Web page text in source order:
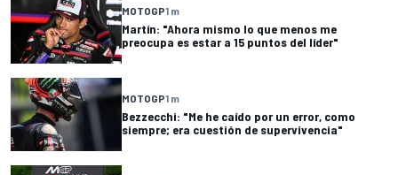
MOTOGP1 m
Martín: "Ahora mismo lo que menos me
preocupa es estar a 15 puntos del líder"
MOTOGP1 m
Bezzecchi: "Me he caído por un error, como
siempre; era cuestión de supervivencia"